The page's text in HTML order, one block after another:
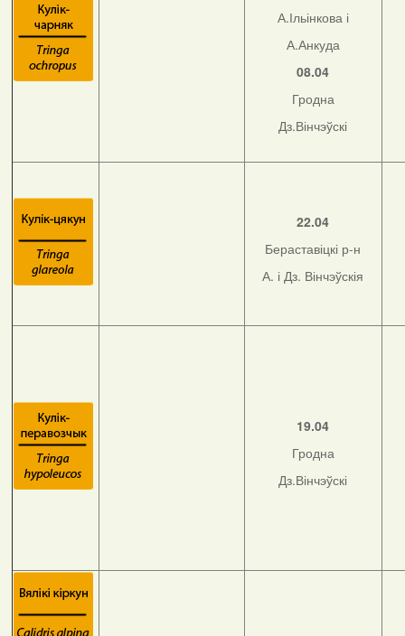
А.Ільінкова і
А.Анкуда
08.04
Гродна
Дз.Вінчэўскі
22.04
Бераставіцкі р-н
А. і Дз. Вінчэўскія
19.04
Гродна
Дз.Вінчэўскі